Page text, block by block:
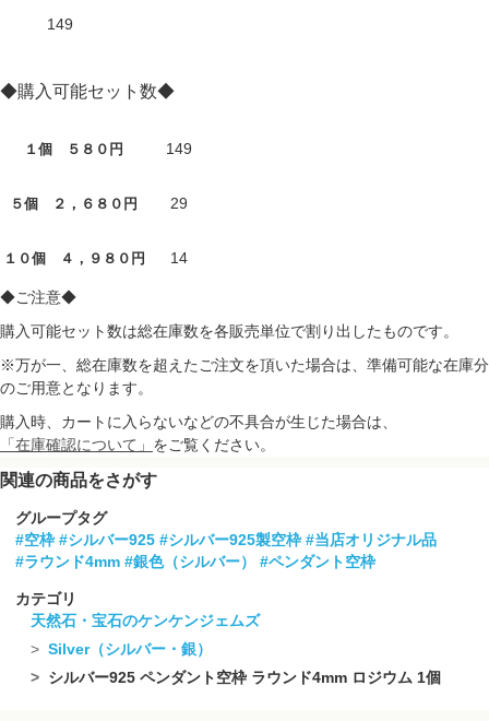
149
◆購入可能セット数◆
１個 ５８０円 149
５個 ２，６８０円 29
１０個 ４，９８０円 14
◆ご注意◆
購入可能セット数は総在庫数を各販売単位で割り出したものです。
※万が一、総在庫数を超えたご注文を頂いた場合は、準備可能な在庫分
のご用意となります。
購入時、カートに入らないなどの不具合が生じた場合は、
「在庫確認について」 をご覧ください。
関連の商品をさがす
グループタグ
#空枠 #シルバー925 #シルバー925製空枠 #当店オリジナル品
#ラウンド4mm #銀色（シルバー） #ペンダント空枠
カテゴリ
天然石・宝石のケンケンジェムズ
Silver（シルバー・銀）
シルバー925 ペンダント空枠 ラウンド4mm ロジウム 1個